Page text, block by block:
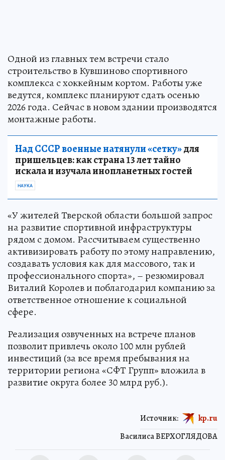
Одной из главных тем встречи стало
строительство в Кувшиново спортивного
комплекса с хоккейным кортом. Работы уже
ведутся, комплекс планируют сдать осенью
2026 года. Сейчас в новом здании производятся
монтажные работы.
Над СССР военные натянули «сетку»для
пришельцев: как страна 13 лет тайно
искала и изучала инопланетных гостей
НАУКА
«У жителей Тверской области большой запрос
на развитие спортивной инфраструктуры
рядом с домом. Рассчитываем существенно
активизировать работу по этому направлению,
создавать условия как для массового, так и
профессионального спорта», – резюмировал
Виталий Королев и поблагодарил компанию за
ответственное отношение к социальной
сфере.
Реализация озвученных на встрече планов
позволит привлечь около 100 млн рублей
инвестиций (за все время пребывания на
территории региона «СФТ Групп» вложила в
развитие округа более 30 млрд руб.).
Василиса ВЕРХОГЛЯДОВА
Источник: kp.ru